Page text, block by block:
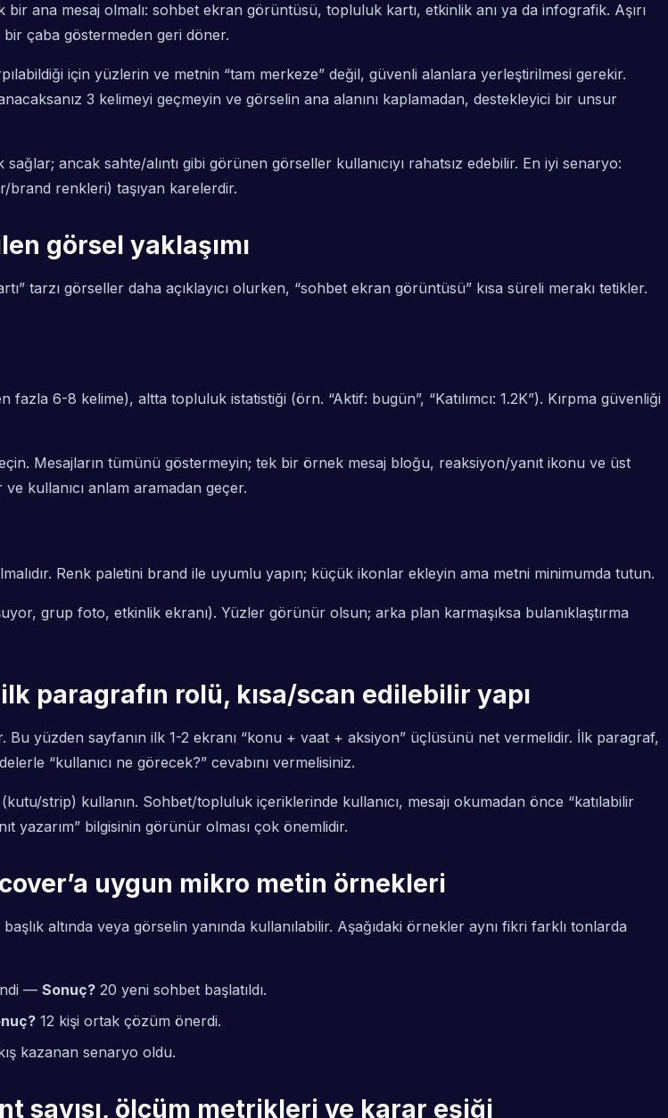
ana mesaj olmalı: sohbet ekran görüntüsü, topluluk kartı, etkinlik anı ya da infografik. Aşırı
bir çaba göstermeden geri döner.
için yüzlerin ve metnin “tam merkeze” değil, güvenli alanlara yerleştirilmesi gerekir.
3 kelimeyi geçmeyin ve görselin ana alanını kaplamadan, destekleyici bir unsur
ancak sahte/alıntı gibi görünen görseller kullanıcıyı rahatsız edebilir. En iyi senaryo:
brand renkleri) taşıyan karelerdir.
görsel yaklaşımı
tarzı görseller daha açıklayıcı olurken, “sohbet ekran görüntüsü” kısa süreli merakı tetikler.
6-8 kelime), altta topluluk istatistiği (örn. “Aktif: bugün”, “Katılımcı: 1.2K”). Kırpma güvenliği
Mesajların tümünü göstermeyin; tek bir örnek mesaj bloğu, reaksiyon/yanıt ikonu ve üst
kullanıcı anlam aramadan geçer.
Renk paletini brand ile uyumlu yapın; küçük ikonlar ekleyin ama metni minimumda tutun.
grup foto, etkinlik ekranı). Yüzler görünür olsun; arka plan karmaşıksa bulanıklaştırma
paragrafın rolü, kısa/scan edilebilir yapı
Bu yüzden sayfanın ilk 1-2 ekranı “konu + vaat + aksiyon” üçlüsünü net vermelidir. İlk paragraf,
“kullanıcı ne görecek?” cevabını vermelisiniz.
strip) kullanın. Sohbet/topluluk içeriklerinde kullanıcı, mesajı okumadan önce “katılabilir
yazarım” bilgisinin görünür olması çok önemlidir.
uygun mikro metin örnekleri
altında veya görselin yanında kullanılabilir. Aşağıdaki örnekler aynı fikri farklı tonlarda
— Sonuç? 20 yeni sohbet başlatıldı.
12 kişi ortak çözüm önerdi.
kazanan senaryo oldu.
sayısı, ölçüm metrikleri ve karar eşiği